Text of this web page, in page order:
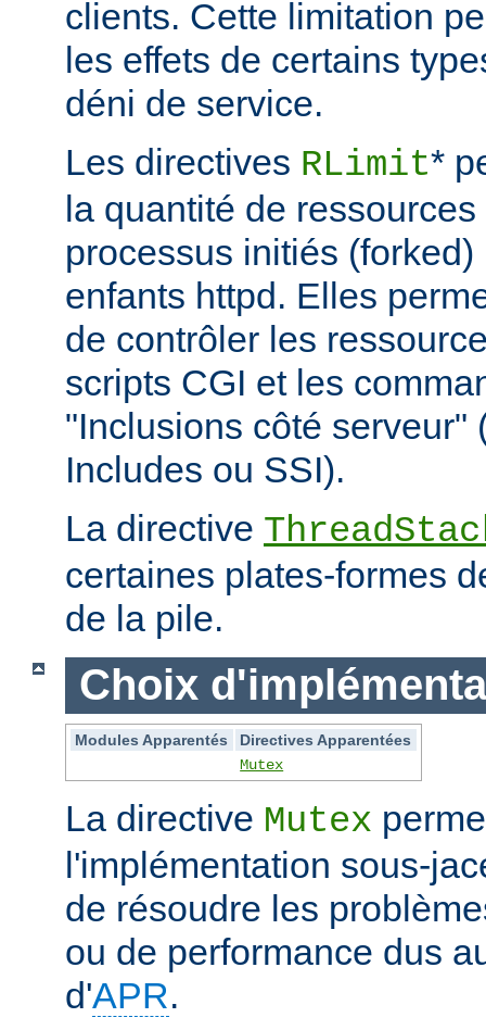
clients. Cette limitation
les effets de certains
déni de service.
Les directives RLimit*
la quantité de
processus initiés
enfants httpd. Elles
de contrôler les
scripts CGI et les
"Inclusions côté serveur"
Includes ou SSI).
La directive
certaines plates-formes
de la pile.
Choix
Modules Apparentés
Directives Apparentées
Mutex
La directive Mutex
l'implémentation sous-
de résoudre les
ou de performance dus
d'APR.